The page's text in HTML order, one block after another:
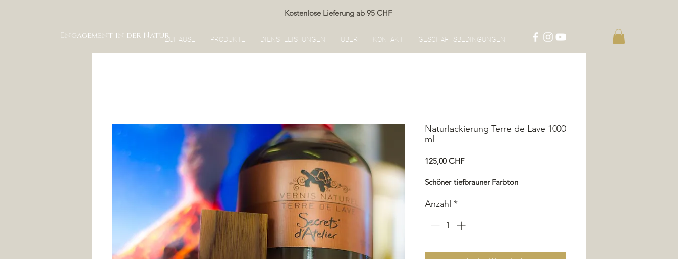
Engagement in der Natur
Kostenlose Lieferung ab 95 CHF
ZUHAUSE PRODUKTE DIENSTLEISTUNGEN ÜBER KONTAKT GESCHÄFTSBEDINGUNGEN
Naturlackierung Terre de Lave 1000
ml
125,00 CHFPreis
Schöner tiefbrauner Farbton
Anzahl *